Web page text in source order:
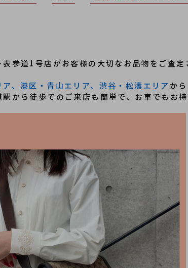
参道1号店がお客様の大切なお品物をご査定
、港区・青山エリア、渋谷・松濤エリア か
から徒歩でのご来店も簡単で、お車でもお